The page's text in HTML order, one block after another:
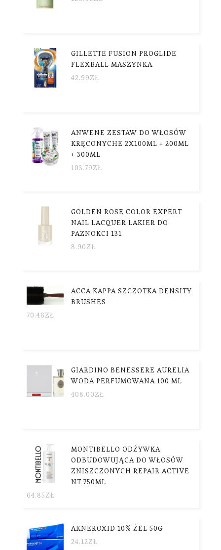
GILLETTE FUSION PROGLIDE
FLEXBALL MASZYNKA
42.99ZŁ
ANWENE ZESTAW DO WŁOSÓW
KRĘCONYCHE 2X100ML + 200ML
+ 300ML
103.79ZŁ
GOLDEN ROSE COLOR EXPERT
NAIL LACQUER LAKIER DO
PAZNOKCI 131
8.90ZŁ
ACCA KAPPA SZCZOTKA DENSITY
BRUSHES
70.46ZŁ
GIARDINO BENESSERE AURELIA
WODA PERFUMOWANA 100 ML
408.00ZŁ
MONTIBELLO ODŻYWKA
ODBUDOWUJĄCA DO WŁOSÓW
ZNISZCZONYCH REPAIR ACTIVE
NT 750ML
64.85ZŁ
AKNEROXID 10% ŻEL 50G
24.12ZŁ